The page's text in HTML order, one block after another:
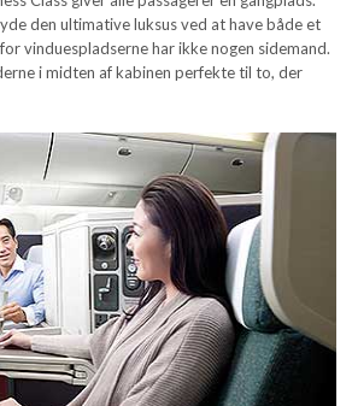
den ultimative luksus ved at have både et
vinduespladserne har ikke nogen sidemand.
i midten af kabinen perfekte til to, der